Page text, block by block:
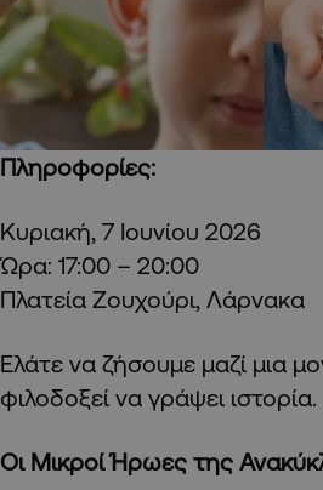
Πληροφορίες:
Κυριακή, 7 Ιουνίου 2026
Ώρα: 17:00 – 20:00
Πλατεία Ζουχούρι, Λάρνακα
Ελάτε να ζήσουμε μαζί μια
φιλοδοξεί να γράψει ιστορία.
Οι Μικροί Ήρωες της